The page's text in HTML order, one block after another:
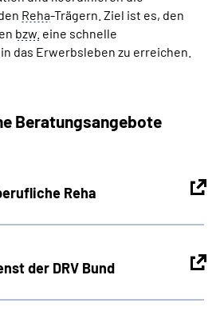
Reha-Trägern. Ziel ist es, den
bzw. eine schnelle
das Erwerbsleben zu erreichen.
Beratungsangebote
Reha
der DRV Bund